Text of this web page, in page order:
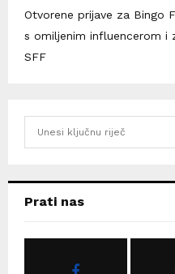
Otvorene prijave za Bingo
s omiljenim influencerom i
SFF
hPrati nas